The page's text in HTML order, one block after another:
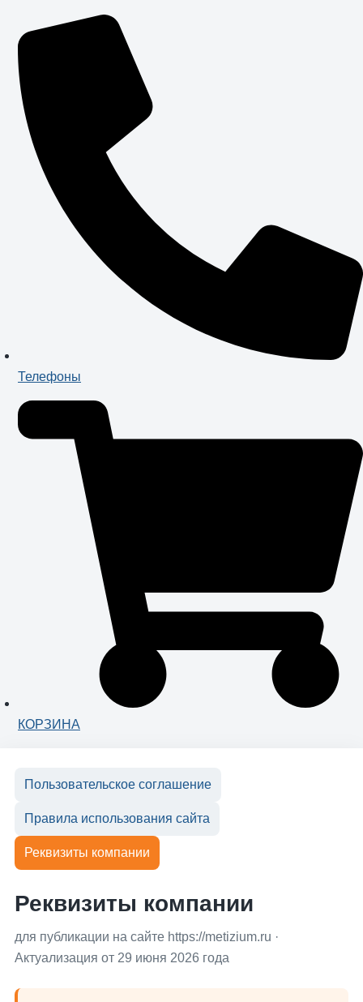
Телефоны
КОРЗИНА
Пользовательское соглашение
Правила использования сайта
Реквизиты компании
Реквизиты компании
для публикации на сайте https://metizium.ru ·
Актуализация от 29 июня 2026 года